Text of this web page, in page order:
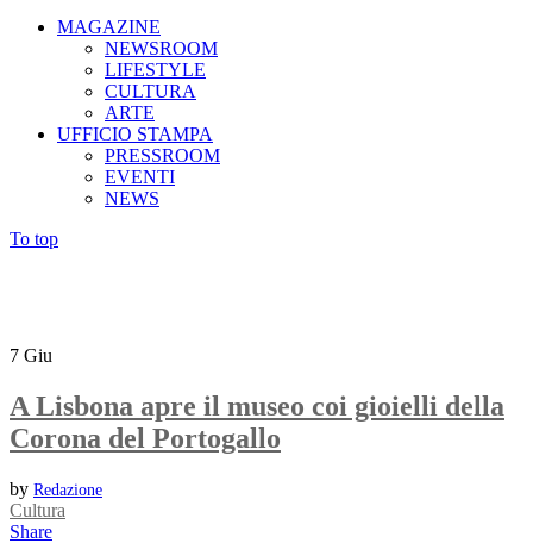
MAGAZINE
NEWSROOM
LIFESTYLE
CULTURA
ARTE
UFFICIO STAMPA
PRESSROOM
EVENTI
NEWS
To top
7 Giu
A Lisbona apre il museo coi gioielli della
Corona del Portogallo
by Redazione
Cultura
Share